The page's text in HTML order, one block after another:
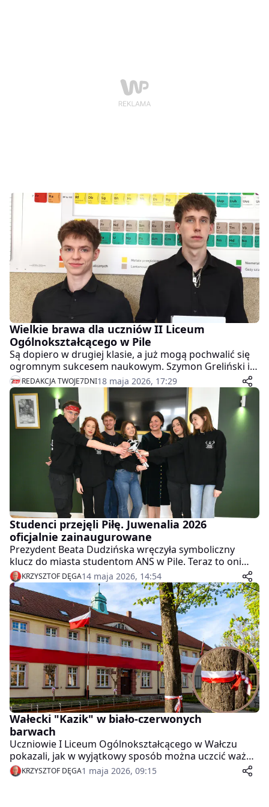
Wielkie brawa dla uczniów II Liceum
Ogólnokształcącego w Pile
Są dopiero w drugiej klasie, a już mogą pochwalić się
ogromnym sukcesem naukowym. Szymon Greliński i
Dominik Demski, uczniowie klasy o profilu
matematyczno-chemicznym II Liceum
Ogólnokształcącego w Pile, zostali laureatami
Ogólnopolskiego Konkursu Chemicznego im.
Ignacego Łukasiewicza.
REDAKCJA TWOJE7DNI18 maja 2026, 17:29
Studenci przejęli Piłę. Juwenalia 2026
oficjalnie zainaugurowane
Prezydent Beata Dudzińska wręczyła symboliczny
klucz do miasta studentom ANS w Pile. Teraz to oni
rządzą - przynajmniej przez kilka dni.
KRZYSZTOF DĘGA14 maja 2026, 14:54
Wałecki "Kazik" w biało-czerwonych
barwach
Uczniowie I Liceum Ogólnokształcącego w Wałczu
pokazali, jak w wyjątkowy sposób można uczcić ważne
święta narodowe. Na murach szkoły zawisła ogromna
biało-czerwona flaga, a teren wokół placówki zyskał
KRZYSZTOF DĘGA1 maja 2026, 09:15